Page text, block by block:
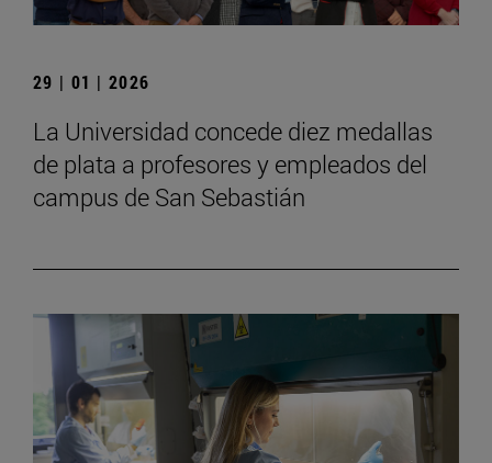
29 | 01 | 2026
La Universidad concede diez medallas
de plata a profesores y empleados del
campus de San Sebastián